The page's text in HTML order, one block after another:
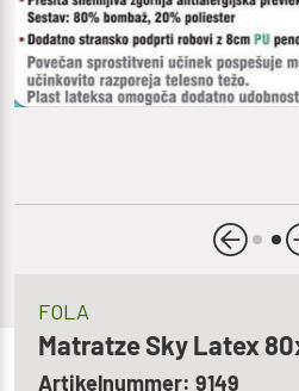
FOLA
Matratze Sky Latex
Artikelnummer: 9149